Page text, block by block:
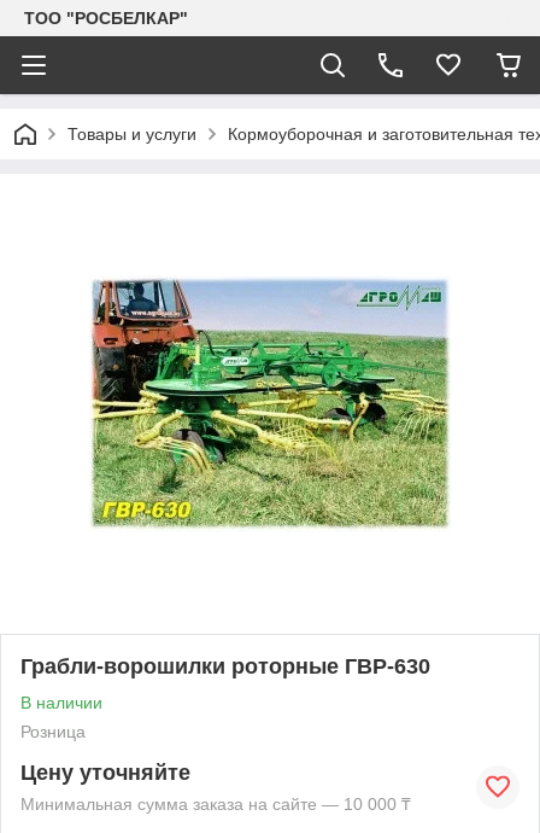
TOO "РОСБЕЛКАР"
Товары и услуги Кормоуборочная и заготовительная
Грабли-ворошилки роторные ГВР-630
В наличии
Розница
Цену уточняйте
Минимальная сумма заказа на сайте — 10 000 ₸